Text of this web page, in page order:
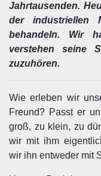
Jahrtausenden.
der industriellen
behandeln. Wir
verstehen seine
zuzuhören.
Wie erleben wir
Freund? Passt er
groß, zu klein, zu
wir mit ihm
wir ihn entweder mit